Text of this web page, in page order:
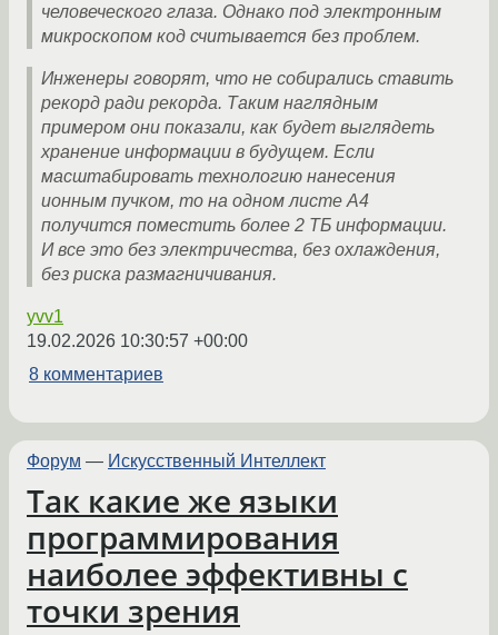
человеческого глаза. Однако под электронным
микроскопом код считывается без проблем.
Инженеры говорят, что не собирались ставить
рекорд ради рекорда. Таким наглядным
примером они показали, как будет выглядеть
хранение информации в будущем. Если
масштабировать технологию нанесения
ионным пучком, то на одном листе А4
получится поместить более 2 ТБ информации.
И все это без электричества, без охлаждения,
без риска размагничивания.
yvv1
19.02.2026 10:30:57 +00:00
8 комментариев
Форум — Искусственный Интеллект
Так какие же языки
программирования
наиболее эффективны с
точки зрения